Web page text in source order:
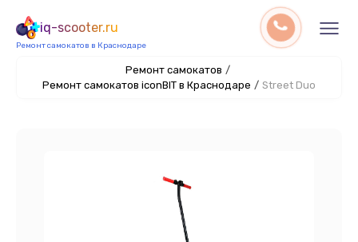
iq-scooter.ru
Ремонт самокатов в Краснодаре
Ремонт самокатов /
Ремонт самокатов iconBIT в Краснодаре / Street Duo